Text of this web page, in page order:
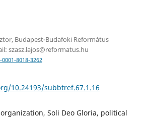
Budapest-Budafoki Református
szasz.lajos@reformatus.hu
8018-3262
10.24193/subbtref.67.1.16
Soli Deo Gloria, political